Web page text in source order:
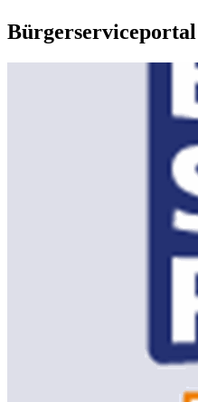
Bürgerserviceportal